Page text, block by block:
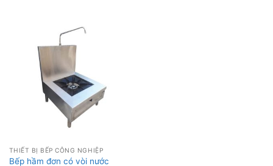
THIẾT BỊ BẾP CÔNG NGHIỆP
Bếp hầm đơn có vòi nước